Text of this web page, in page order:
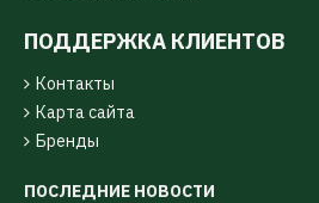
ПОДДЕРЖКА КЛИЕНТОВ
Контакты
Карта сайта
Бренды
ПОСЛЕДНИЕ НОВОСТИ